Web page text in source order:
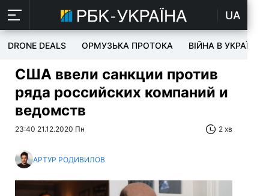
UA
DRONE DEALS ОРМУЗЬКА ПРОТОКА ВІЙНА В УКРАЇНІ
США ввели санкции против
ряда российских компаний и
ведомств
23:40 21.12.2020 Пн 2 хв
АРТУР РОДИВИЛОВ